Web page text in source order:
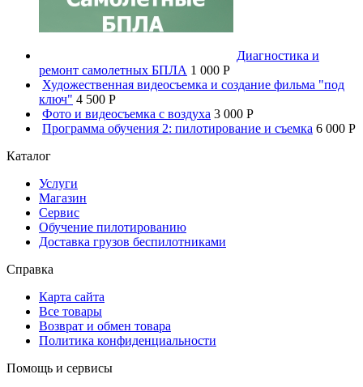
Диагностика и
ремонт самолетных БПЛА 1 000 P
Художественная видеосъемка и создание фильма "под
ключ" 4 500 P
Фото и видеосъемка с воздуха 3 000 P
Программа обучения 2: пилотирование и съемка 6 000 P
Каталог
Услуги
Магазин
Сервис
Обучение пилотированию
Доставка грузов беспилотниками
Справка
Карта сайта
Все товары
Возврат и обмен товара
Политика конфиденциальности
Помощь и сервисы